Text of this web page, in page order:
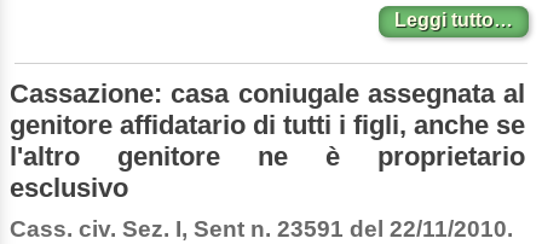
Leggi tutto…
Cassazione: casa coniugale assegnata al
genitore affidatario di tutti i figli, anche se
l'altro genitore ne è proprietario
esclusivo
Cass. civ. Sez. I, Sent n. 23591 del 22/11/2010.